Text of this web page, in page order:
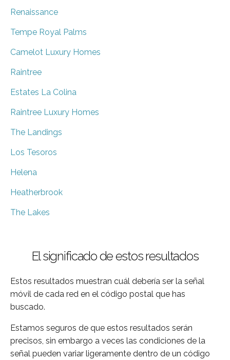
Renaissance
Tempe Royal Palms
Camelot Luxury Homes
Raintree
Estates La Colina
Raintree Luxury Homes
The Landings
Los Tesoros
Helena
Heatherbrook
The Lakes
El significado de estos resultados
Estos resultados muestran cuál debería ser la señal
móvil de cada red en el código postal que has
buscado.
Estamos seguros de que estos resultados serán
precisos, sin embargo a veces las condiciones de la
señal pueden variar ligeramente dentro de un código